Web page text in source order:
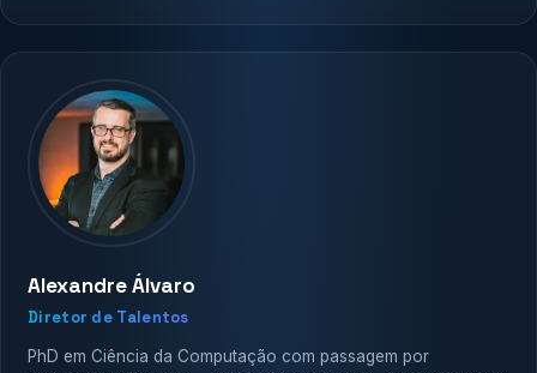
Alexandre Álvaro
Diretor de Talentos
PhD em Ciência da Computação com passagem por